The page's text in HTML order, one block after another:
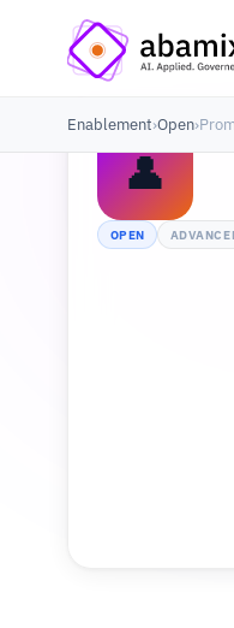
Enablement›Open›
👤
OPEN